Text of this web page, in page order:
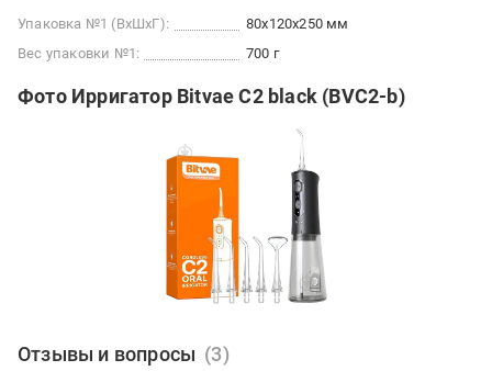
Упаковка №1 (ВхШхГ):
80x120x250 мм
Вес упаковки №1:
700 г
Фото Ирригатор Bitvae C2 black (BVC2-b)
Отзывы и вопросы